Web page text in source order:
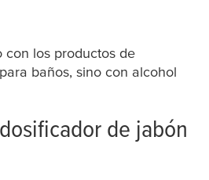
con los productos de
baños, sino con alcohol
de jabón